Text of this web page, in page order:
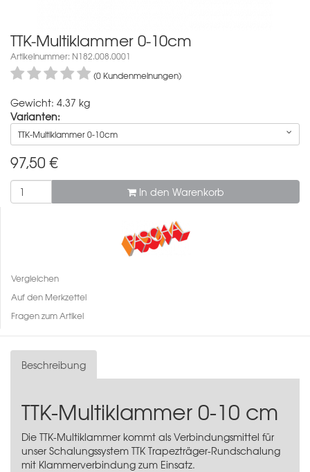
TTK-Multiklammer 0-10cm
Artikelnummer: N182.008.0001
(0 Kundenmeinungen)
Gewicht: 4.37 kg
Varianten:
TTK-Multiklammer 0-10cm
97,50 €
In den Warenkorb
Vergleichen
Auf den Merkzettel
Fragen zum Artikel
Beschreibung
TTK-Multiklammer 0-10 cm
Die TTK-Multiklammer kommt als Verbindungsmittel für
unser Schalungssystem TTK Trapezträger-Rundschalung
mit Klammerverbindung zum Einsatz.